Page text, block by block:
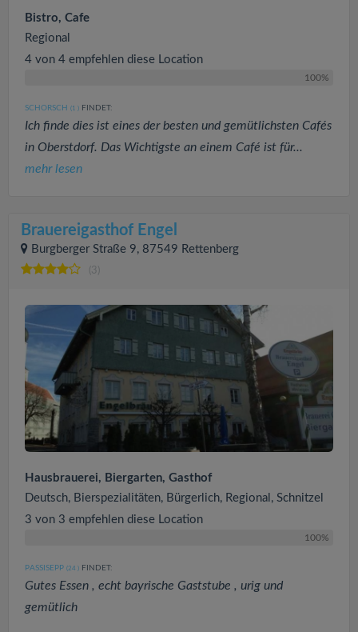
Bistro, Cafe
Regional
4 von 4 empfehlen diese Location
100%
SCHORSCH (1 ) FINDET:
Ich finde dies ist eines der besten und gemütlichsten Cafés
in Oberstdorf. Das Wichtigste an einem Café ist für...
mehr lesen
Brauereigasthof Engel
Burgberger Straße 9, 87549 Rettenberg
(3)
Hausbrauerei, Biergarten, Gasthof
Deutsch, Bierspezialitäten, Bürgerlich, Regional, Schnitzel
3 von 3 empfehlen diese Location
100%
PASSISEPP (24 ) FINDET:
Gutes Essen , echt bayrische Gaststube , urig und
gemütlich